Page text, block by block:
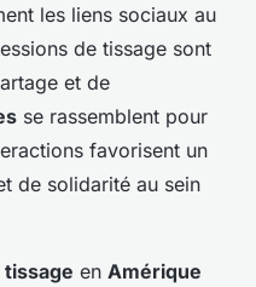
les liens sociaux au
de tissage sont
et de
se rassemblent pour
favorisent un
de solidarité au sein
en Amérique